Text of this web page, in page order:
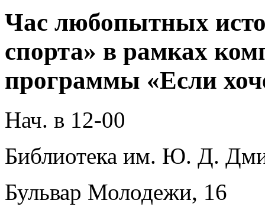
Час любопытных
спорта» в рамках
программы «Если
Нач. в 12-00
Библиотека им. Ю. Д.
Бульвар Молодежи, 16